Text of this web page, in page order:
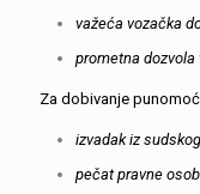
važeća vozačka
prometna
Za dobivanje
izvadak iz
pečat pravne